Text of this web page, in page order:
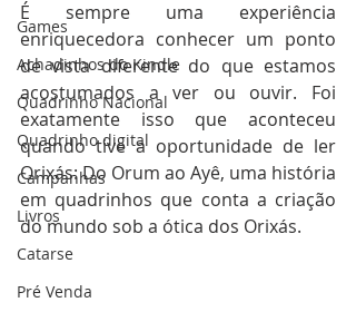
Games
Achadinhos do Kindle
Quadrinho Nacional
Quadrinho digital
Campanhas
Livros
Catarse
Pré Venda
É sempre uma experiência
enriquecedora conhecer um ponto
de vista diferente do que estamos
acostumados a ver ou ouvir. Foi
exatamente isso que aconteceu
quando tive a oportunidade de ler
Orixás: Do Orum ao Ayê, uma história
em quadrinhos que conta a criação
do mundo sob a ótica dos Orixás.